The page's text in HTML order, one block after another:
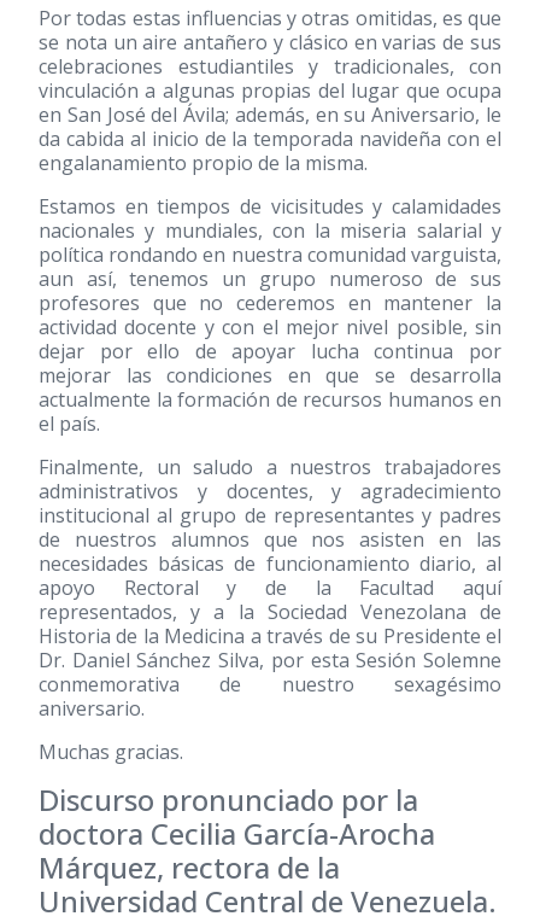
Por todas estas influencias y otras omitidas, es que
se nota un aire antañero y clásico en varias de sus
celebraciones estudiantiles y tradicionales, con
vinculación a algunas propias del lugar que ocupa
en San José del Ávila; además, en su Aniversario, le
da cabida al inicio de la temporada navideña con el
engalanamiento propio de la misma.
Estamos en tiempos de vicisitudes y calamidades
nacionales y mundiales, con la miseria salarial y
política rondando en nuestra comunidad varguista,
aun así, tenemos un grupo numeroso de sus
profesores que no cederemos en mantener la
actividad docente y con el mejor nivel posible, sin
dejar por ello de apoyar lucha continua por
mejorar las condiciones en que se desarrolla
actualmente la formación de recursos humanos en
el país.
Finalmente, un saludo a nuestros trabajadores
administrativos y docentes, y agradecimiento
institucional al grupo de representantes y padres
de nuestros alumnos que nos asisten en las
necesidades básicas de funcionamiento diario, al
apoyo Rectoral y de la Facultad aquí
representados, y a la Sociedad Venezolana de
Historia de la Medicina a través de su Presidente el
Dr. Daniel Sánchez Silva, por esta Sesión Solemne
conmemorativa de nuestro sexagésimo
aniversario.
Muchas gracias.
Discurso pronunciado por la
doctora Cecilia García-Arocha
Márquez, rectora de la
Universidad Central de Venezuela.